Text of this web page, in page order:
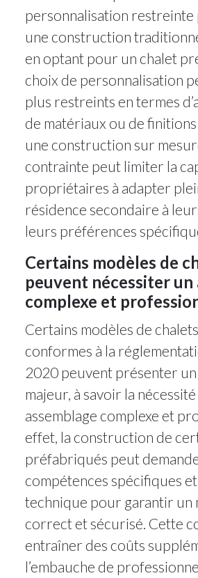
personnalisation restreinte
une construction
en optant pour un chalet
choix de personnalisation
plus restreints en termes
de matériaux ou de
une construction sur
contrainte peut limiter la
propriétaires à adapter
résidence secondaire à
leurs préférences
Certains modèles de
peuvent nécessiter un
complexe et
Certains modèles de
conformes à la
2020 peuvent présenter
majeur, à savoir la nécessité
assemblage complexe et
effet, la construction de
préfabriqués peut
compétences spécifiques
technique pour garantir un
correct et sécurisé. Cette
entraîner des coûts
l’embauche de